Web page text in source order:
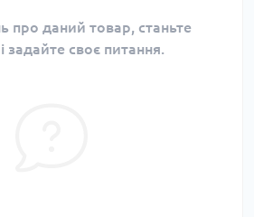
про даний товар, станьте
задайте своє питання.